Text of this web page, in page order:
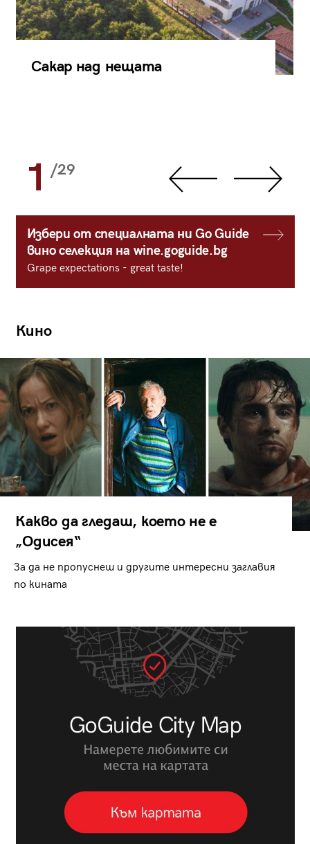
Сакар над нещата
1 /29
Избери от специалната ни Go Guide
вино селекция на wine.goguide.bg
Grape expectations - great taste!
Кино
Какво да гледаш, което не е
„Одисея“
За да не пропуснеш и другите интересни заглавия
по кината